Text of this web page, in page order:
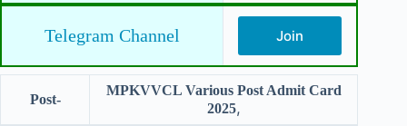
Telegram Channel Join
Post-
MPKVVCL Various Post Admit Card
2025,